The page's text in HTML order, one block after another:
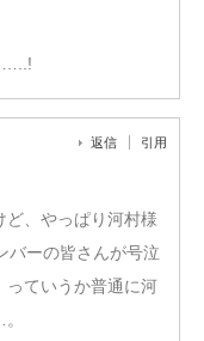
…..!
返信 引用
、やっぱり河村様
バーの皆さんが号泣
っていうか普通に河